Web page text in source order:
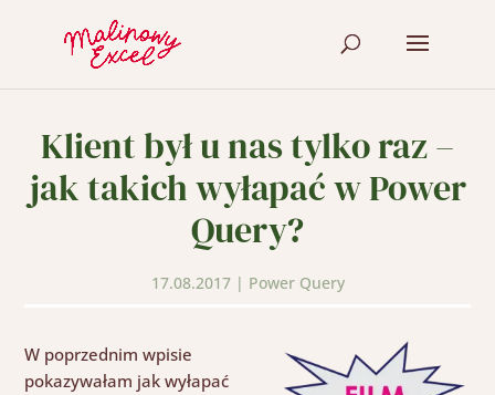
Klient był u nas tylko raz –
jak takich wyłapać w Power
Query?
17.08.2017| Power Query
W poprzednim wpisie
pokazywałam jak wyłapać